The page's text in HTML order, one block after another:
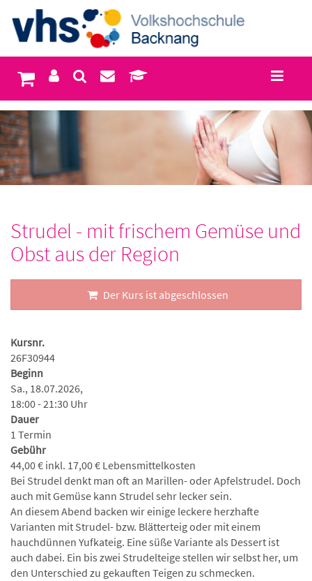
Strudel - mit frischem Gemüse und
Obst aus der Region
Der Kurs ist abgeschlossen
Kursnr.
26F30944
Beginn
Sa., 18.07.2026,
18:00 - 21:30 Uhr
Dauer
1 Termin
Gebühr
44,00 € inkl. 17,00 € Lebensmittelkosten
Bei Strudel denkt man oft an Marillen- oder Apfelstrudel. Doch
auch mit Gemüse kann Strudel sehr lecker sein.
An diesem Abend backen wir einige leckere herzhafte
Varianten mit Strudel- bzw. Blätterteig oder mit einem
hauchdünnen Yufkateig. Eine süße Variante als Dessert ist
auch dabei. Ein bis zwei Strudelteige stellen wir selbst her, um
den Unterschied zu gekauften Teigen zu schmecken.